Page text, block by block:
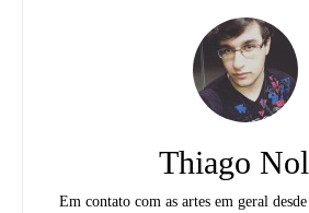
Thiago
Em contato com as artes em geral